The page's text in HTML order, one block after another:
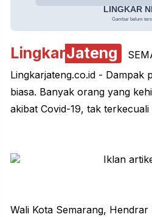
LingkarJateng
Lingkarjateng.co.id - Dampak
biasa. Banyak orang yang
akibat Covid-19, tak terkecuali
Wali Kota Semarang,